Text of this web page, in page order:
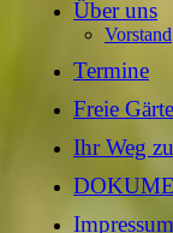
Über uns
Vorstand
Termine
Freie
Ihr Weg
Impressum